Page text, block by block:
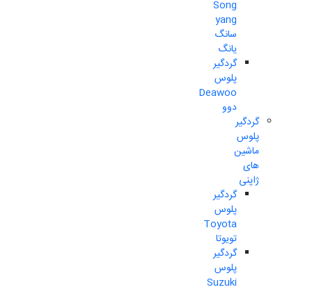
Song
yang
سانگ
یانگ
گردگیر
پلوس
Deawoo
دوو
گردگیر
پلوس
ماشین
های
ژاپنی
گردگیر
پلوس
Toyota
تویوتا
گردگیر
پلوس
Suzuki